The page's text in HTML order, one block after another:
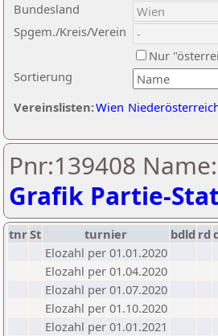
Sortierung
Bundesland
Spgem./Kreis/Verein
Nur
Vereinslisten:Wien
Pnr:139408
Grafik Partie-
tnrSt turnier bdld rd
Elozahl per 01.01.2020
Elozahl per 01.04.2020
Elozahl per 01.07.2020
Elozahl per 01.10.2020
Elozahl per 01.01.2021